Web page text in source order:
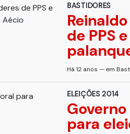
BASTIDORES
de PPS
Há 12 anos — em
ELEIÇÕES 2014
para